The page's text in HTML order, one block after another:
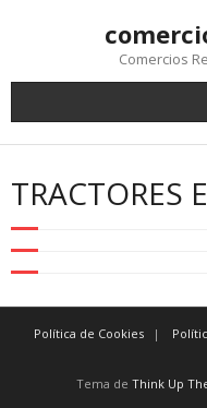
Comercios
TRACTORES
Política de Cookies
Tema de Think Up